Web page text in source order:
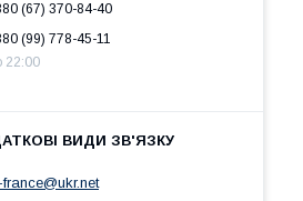
(67) 370-84-40
(99) 778-45-11
22:00